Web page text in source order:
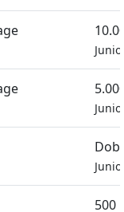
500